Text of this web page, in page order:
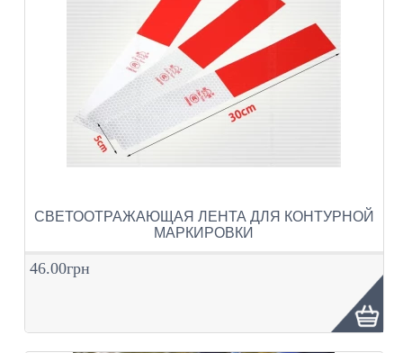
СВЕТООТРАЖАЮЩАЯ ЛЕНТА ДЛЯ КОНТУРНОЙ
МАРКИРОВКИ
46.00грн